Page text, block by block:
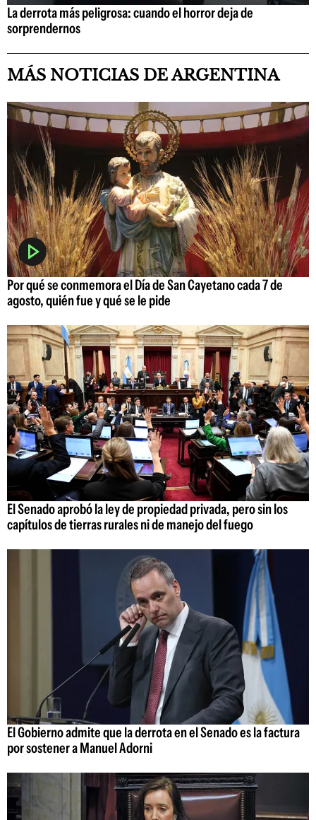
La derrota más peligrosa: cuando el horror deja de
sorprendernos
MÁS NOTICIAS DE ARGENTINA
Por qué se conmemora el Día de San Cayetano cada 7 de
agosto, quién fue y qué se le pide
El Senado aprobó la ley de propiedad privada, pero sin los
capítulos de tierras rurales ni de manejo del fuego
El Gobierno admite que la derrota en el Senado es la factura
por sostener a Manuel Adorni